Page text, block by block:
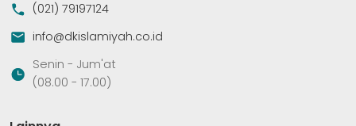
(021) 79197124
info@dkislamiyah.co.id
Senin - Jum'at
(08.00 - 17.00)